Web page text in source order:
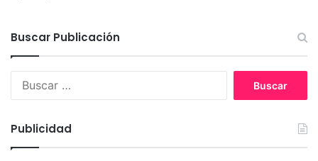
b
l
a
Buscar Publicación
Publicidad